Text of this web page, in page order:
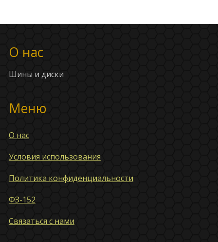
О нас
Шины и диски
Меню
О нас
Условия использования
Политика конфиденциальности
ФЗ-152
Связаться с нами